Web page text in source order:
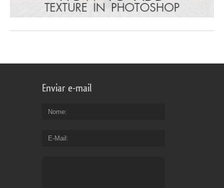
Enviar e-mail
Nome
E-Mail